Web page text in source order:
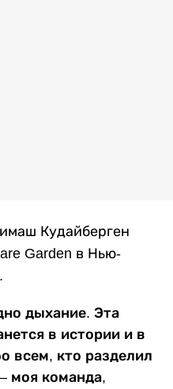
Кудайберген
Garden в Нью-
.
дыхание. Эта
в истории и в
всем, кто разделил
моя команда,